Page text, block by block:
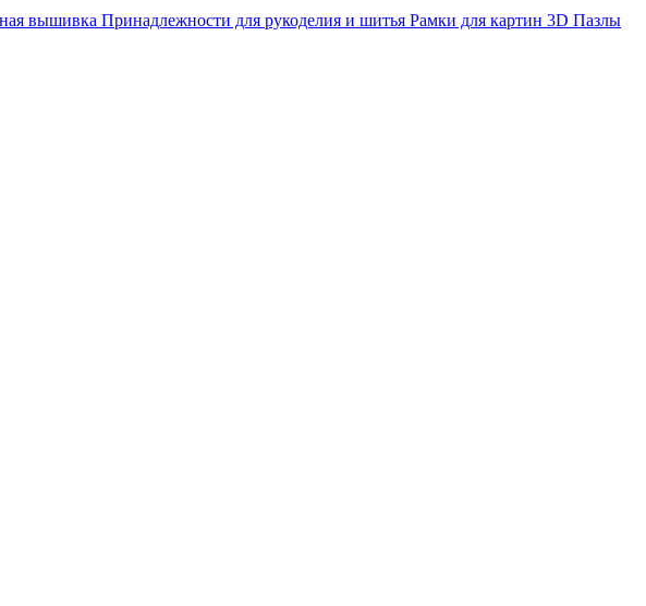
вышивка Принадлежности для рукоделия и шитья Рамки для картин 3D Пазлы